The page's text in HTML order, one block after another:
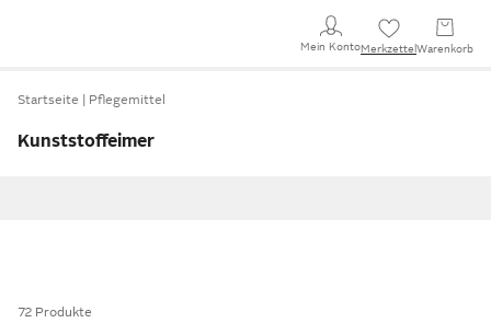
Mein KontoMerkzettel Warenkorb
Startseite Pflegemittel
Kunststoffeimer
72 Produkte